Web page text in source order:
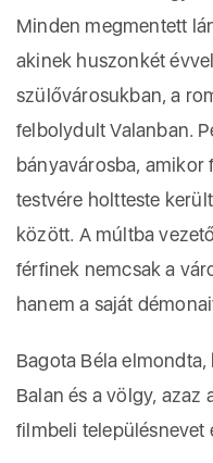
Minden megmentett
akinek huszonkét
szülővárosukban, a
felbolydult Valanban.
bányavárosba, amikor
testvére holtteste
között. A múltba
férfinek nemcsak a
hanem a saját
Bagota Béla
Balan és a völgy, azaz
filmbeli településnevet